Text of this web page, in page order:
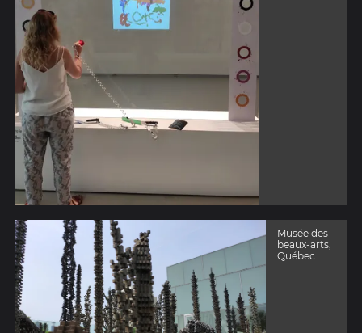
Musée des
beaux-arts,
Québec